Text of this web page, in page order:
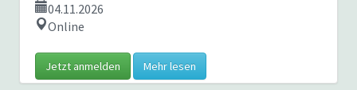
04.11.2026
Online
Jetzt anmelden Mehr lesen